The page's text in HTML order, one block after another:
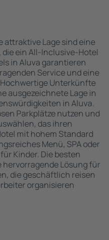
attraktive Lage sind eine
ein All-Inclusive-Hotel
in Aluva garantieren
Service und eine
Unterkünfte
ausgezeichnete Lage in
in Aluva.
Parkplätze nutzen und
das ihren
mit hohem Standard
Menü, SPA oder
Kinder. Die besten
Lösung für
die geschäftlich reisen
organisieren